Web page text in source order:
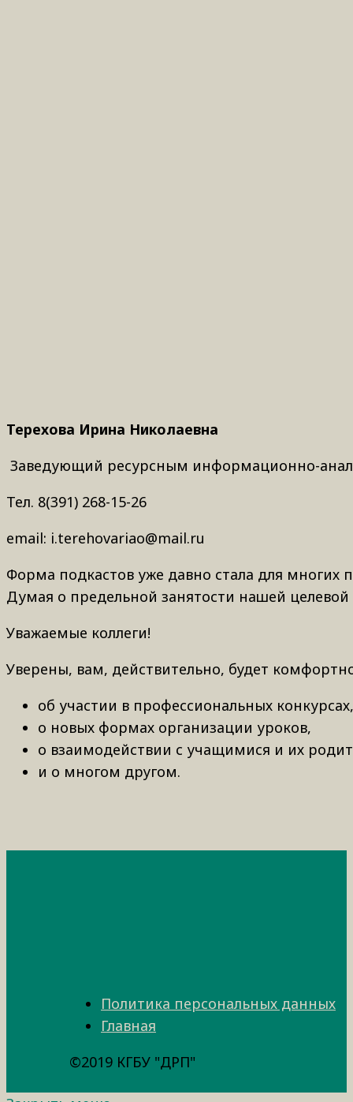
Терехова Ирина Николаевна
Заведующий ресурсным информационно-
Тел. 8(391) 268-15-26
email: i.terehovariao@mail.ru
Форма подкастов уже давно стала для многих
Думая о предельной занятости нашей
Уважаемые коллеги!
Уверены, вам, действительно, будет
об участии в профессиональных конкурсах,
о новых формах организации уроков,
о взаимодействии с учащимися и их
и о многом другом.
Политика персональных данных
Главная
©2019 КГБУ "ДРП"